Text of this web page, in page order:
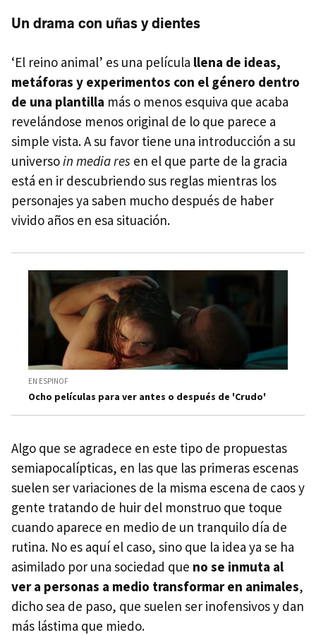
Un drama con uñas y dientes
‘El reino animal’ es una película llena de ideas,
metáforas y experimentos con el género dentro
de una plantilla más o menos esquiva que acaba
revelándose menos original de lo que parece a
simple vista. A su favor tiene una introducción a su
universoin media res en el que parte de la gracia
está en ir descubriendo sus reglas mientras los
personajes ya saben mucho después de haber
vivido años en esa situación.
EN ESPINOF
Ocho películas para ver antes o después de 'Crudo'
Algo que se agradece en este tipo de propuestas
semiapocalípticas, en las que las primeras escenas
suelen ser variaciones de la misma escena de caos y
gente tratando de huir del monstruo que toque
cuando aparece en medio de un tranquilo día de
rutina. No es aquí el caso, sino que la idea ya se ha
asimilado por una sociedad que no se inmuta al
ver a personas a medio transformar en animales,
dicho sea de paso, que suelen ser inofensivos y dan
más lástima que miedo.